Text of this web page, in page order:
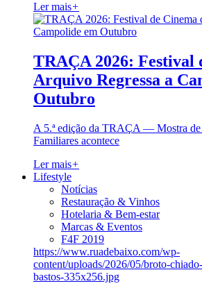
Ler mais+
TRAÇA 2026: Festival
Arquivo Regressa a
Outubro
A 5.ª edição da TRAÇA — Mostra
Familiares acontece
Ler mais+
Lifestyle
Notícias
Restauração & Vinhos
Hotelaria & Bem-estar
Marcas & Eventos
F4F 2019
https://www.ruadebaixo.com/wp-
content/uploads/2026/05/broto-
bastos-335x256.jpg